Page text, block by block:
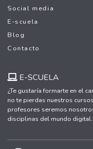
Social media
E-scuela
Blog
Contacto
E-SCUELA
¿Te gustaría formarte en el
no te pierdas nuestros
profesores seremos
disciplinas del mundo digital.